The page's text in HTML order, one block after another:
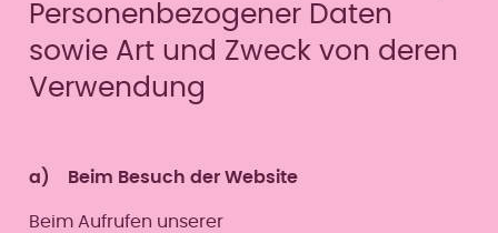
Personenbezogener Daten
sowie Art und Zweck von deren
Verwendung
a) Beim Besuch der Website
Beim Aufrufen unserer